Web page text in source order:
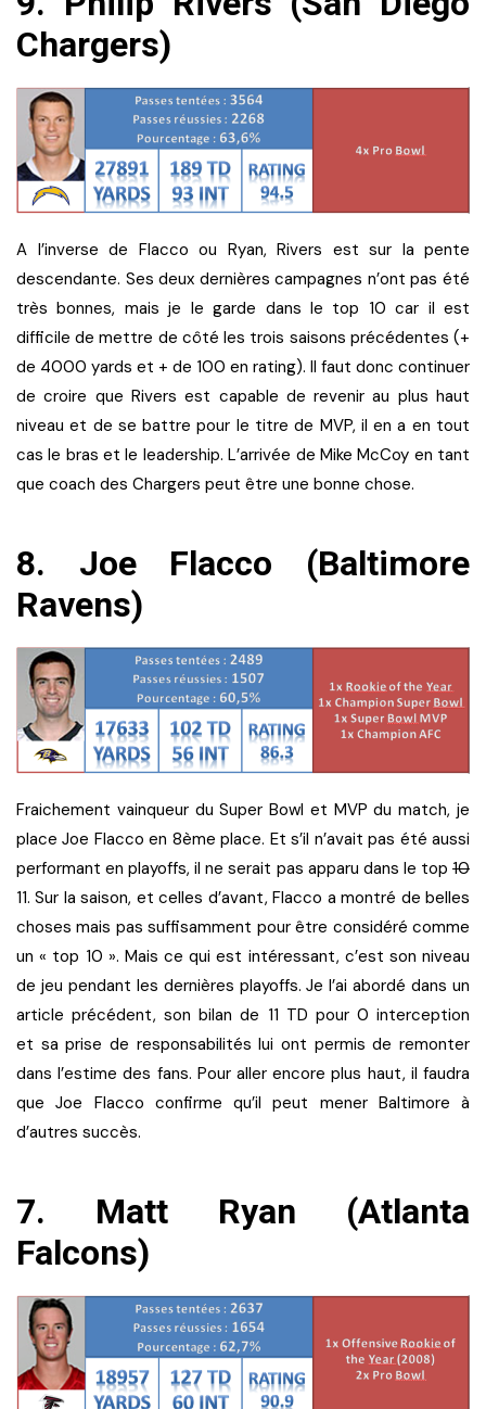
Chargers)
A l’inverse de Flacco ou Ryan, Rivers est sur la pente
descendante. Ses deux dernières campagnes n’ont pas été
très bonnes, mais je le garde dans le top 10 car il est
difficile de mettre de côté les trois saisons précédentes (+
de 4000 yards et + de 100 en rating). Il faut donc continuer
de croire que Rivers est capable de revenir au plus haut
niveau et de se battre pour le titre de MVP, il en a en tout
cas le bras et le leadership. L’arrivée de Mike McCoy en tant
que coach des Chargers peut être une bonne chose.
8. Joe Flacco (Baltimore
Ravens)
Fraichement vainqueur du Super Bowl et MVP du match, je
place Joe Flacco en 8ème place. Et s’il n’avait pas été aussi
performant en playoffs, il ne serait pas apparu dans le top 10
11. Sur la saison, et celles d’avant, Flacco a montré de belles
choses mais pas suffisamment pour être considéré comme
un « top 10 ». Mais ce qui est intéressant, c’est son niveau
de jeu pendant les dernières playoffs. Je l’ai abordé dans un
article précédent, son bilan de 11 TD pour 0 interception
et sa prise de responsabilités lui ont permis de remonter
dans l’estime des fans. Pour aller encore plus haut, il faudra
que Joe Flacco confirme qu’il peut mener Baltimore à
d’autres succès.
7. Matt Ryan (Atlanta
Falcons)